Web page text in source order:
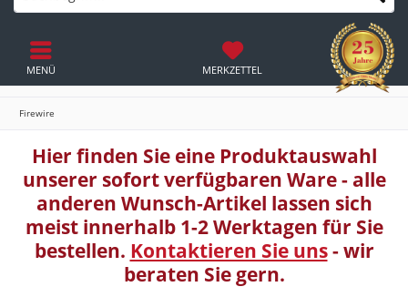
MERKZETTEL
MENÜ
Firewire
Hier finden Sie eine Produktauswahl
unserer sofort verfügbaren Ware - alle
anderen Wunsch-Artikel lassen sich
meist innerhalb 1-2 Werktagen für Sie
bestellen. Kontaktieren Sie uns- wir
beraten Sie gern.